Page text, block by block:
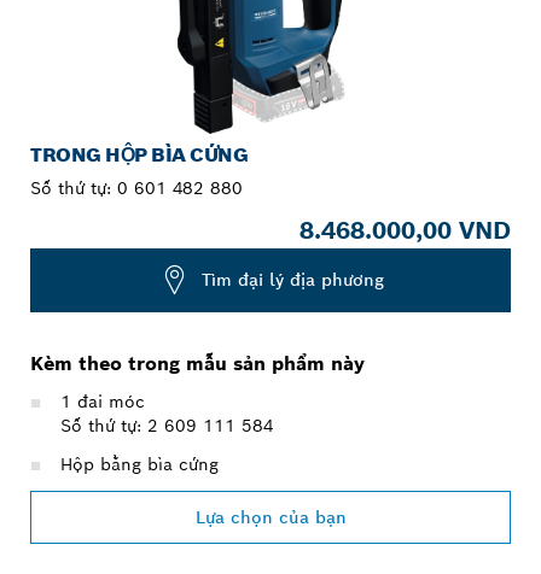
TRONG HỘP BÌA CỨNG
Số thứ tự: 0 601 482 880
8.468.000,00 VND
Tìm đại lý địa phương
Kèm theo trong mẫu sản phẩm này
1 đai móc
Số thứ tự: 2 609 111 584
Hộp bằng bìa cứng
Lựa chọn của bạn